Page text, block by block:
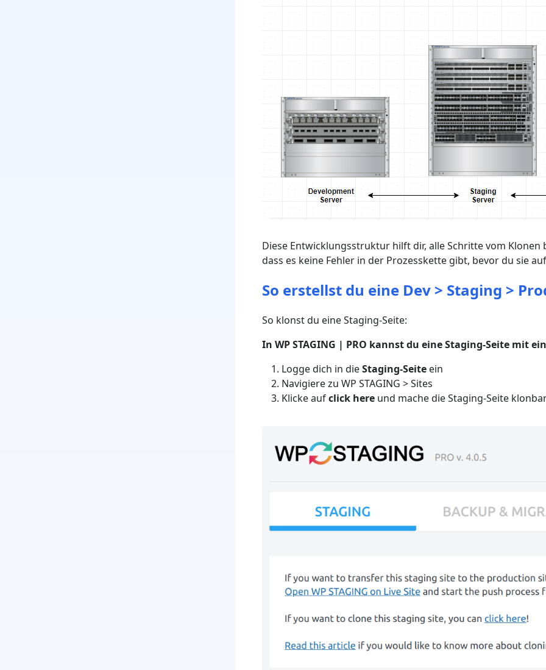
Diese Entwicklungsstruktur hilft dir, alle Schritte vom
dass es keine Fehler in der Prozesskette gibt, bevor du sie
So erstellst du eine Dev > Staging >
So klonst du eine Staging-Seite:
In WP STAGING | PRO kannst du eine Staging-Seite mit
Logge dich in dieStaging-Seite ein
Navigiere zu WP STAGING > Sites
Klicke aufclick here und mache die Staging-Seite